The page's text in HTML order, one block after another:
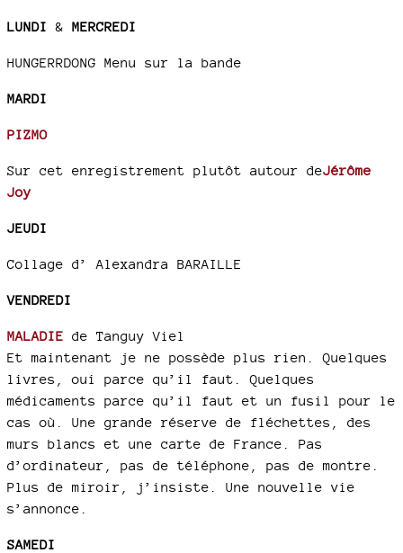
LUNDI & MERCREDI
HUNGERRDONG Menu sur la bande
MARDI
PIZMO
Sur cet enregistrement plutôt autour deJérôme
Joy
JEUDI
Collage d’ Alexandra BARAILLE
VENDREDI
MALADIE de Tanguy Viel
Et maintenant je ne possède plus rien. Quelques
livres, oui parce qu’il faut. Quelques
médicaments parce qu’il faut et un fusil pour le
cas où. Une grande réserve de fléchettes, des
murs blancs et une carte de France. Pas
d’ordinateur, pas de téléphone, pas de montre.
Plus de miroir, j’insiste. Une nouvelle vie
s’annonce.
SAMEDI